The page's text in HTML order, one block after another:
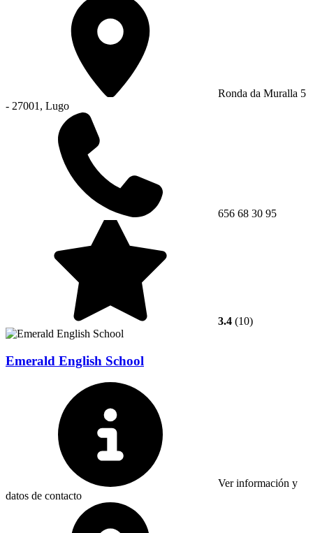
Ronda da Muralla 5
- 27001, Lugo
656 68 30 95
3.4 (10)
Emerald English School
Ver información y
datos de contacto